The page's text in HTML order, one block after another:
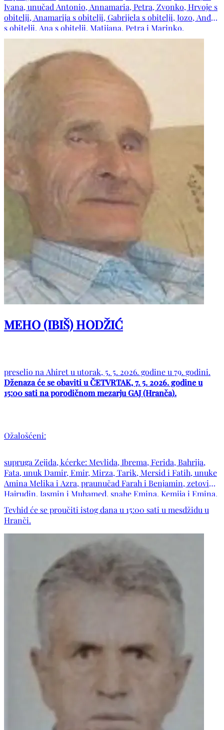
Ivana, unučad Antonio, Annamaria, Petra, Zvonko, Hrvoje s
obitelji, Anamarija s obitelji, Gabrijela s obitelji, Jozo, Anđa
s obitelji, Ana s obitelji, Matijana, Petra i Marinko,
praunučad Tomislav, Jelena, Noa i Luka; nevjeste Ivanka i
Ružica, zetovi Tomislav, Tomislav i Ivan, obitelj pok. strica
Marka, obitelji pok. tetaka Anđe, Ive i Ane, obitelji pok.
ujaka Ivana i Frane, šura Ante s obitelji te ostala tugujuća
rodbina, kumovi i prijatelji. Neka mu Gospodin udijeli svoj
mir i podari vječni pokoj. Počivao u miru Božjem!
MEHO (IBIŠ) HODŽIĆ
preselio na Ahiret u utorak, 5. 5. 2026. godine u 79. godini.
Dženaza će se obaviti u ČETVRTAK, 7. 5. 2026. godine u
15:00 sati na porodičnom mezarju GAJ (Hranča).
Ožalošćeni:
supruga Zejida, kćerke: Mevlida, Ibrema, Ferida, Bahrija,
Fata, unuk Damir, Emir, Mirza, Tarik, Mersid i Fatih, unuke
Amina Melika i Azra, praunučad Farah i Benjamin, zetovi
Hajrudin, Jasmin i Muhamed, snahe Emina, Kemija i Emina,
bratići, bratične i sestrić te ostala mnogobrojna rodbina,
komšije i prijatelji.
Tevhid će se proučiti istog dana u 15:00 sati u mesdžidu u
Hranči.